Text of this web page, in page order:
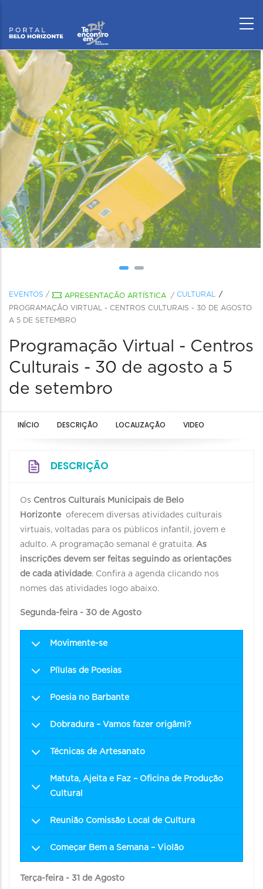
EVENTOS / APRESENTAÇÃO ARTÍSTICA / CULTURAL
PROGRAMAÇÃO VIRTUAL - CENTROS CULTURAIS - 30 DE AGOSTO
A 5 DE SETEMBRO
Programação Virtual - Centros
Culturais - 30 de agosto a 5
de setembro
INÍCIO DESCRIÇÃO LOCALIZAÇÃO VIDEO
DESCRIÇÃO
Os Centros Culturais Municipais de Belo
Horizonte oferecem diversas atividades culturais
virtuais, voltadas para os públicos infantil, jovem e
adulto. A programação semanal é gratuita. As
inscrições devem ser feitas seguindo as orientações
de cada atividade. Confira a agenda clicando nos
nomes das atividades logo abaixo.
Segunda-feira - 30 de Agosto
Movimente-se
Pílulas de Poesias
Poesia no Barbante
Dobradura – Vamos fazer origâmi?
Técnicas de Artesanato
Matuta, Ajeita e Faz – Oficina de Produção
Cultural
Reunião Comissão Local de Cultura
Começar Bem a Semana – Violão
Terça-feira - 31 de Agosto